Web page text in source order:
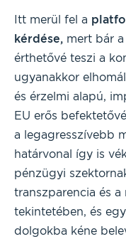
Itt merül fel a
kérdése, mert bár
érthetővé teszi a
ugyanakkor
és érzelmi alapú,
EU erős
a legagresszívebb
határvonal így is
pénzügyi
transzparencia és
tekintetében, és
dolgokba kéne